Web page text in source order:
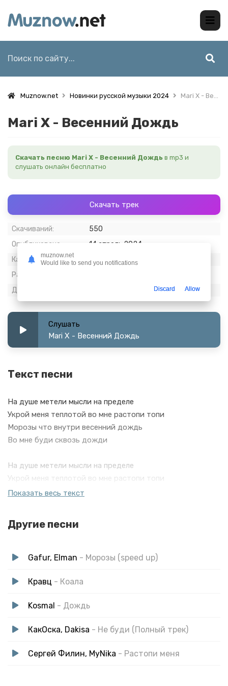
Muznow.net Новинки русской музыки 2024 Mari X - Весенний Дождь
Mari X - Весенний Дождь
Скачать песню Mari X - Весенний Дождь в mp3 и
слушать онлайн бесплатно
Скачать трек
Скачиваний:
550
Опубликовано:
14 апрель 2024
Качество:
320 kbps, Stereo
Размер:
Длительность:
Слушать
Mari X - Весенний Дождь
Текст песни
На душе метели мысли на пределе
Укрой меня теплотой во мне растопи топи
Морозы что внутри весенний дождь
Во мне буди сквозь дожди
На душе метели мысли на пределе
Укрой меня теплотой во мне растопи топи
Морозы что внутри весенний дождь
Показать весь текст
Другие песни
Gafur, Elman - Морозы (speed up)
Кравц - Коала
Kosmal - Дождь
КакОска, Dakisa - Не буди (Полный трек)
Сергей Филин, MyNika - Растопи меня
muznow.net
Would like to send you notifications
Discard Allow